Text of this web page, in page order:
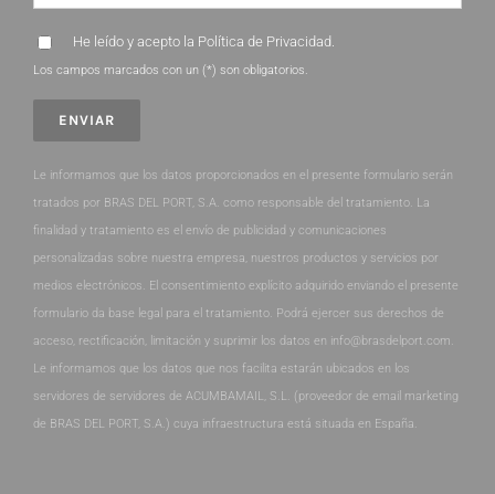
He leído y acepto la Política de Privacidad.
Los campos marcados con un (*) son obligatorios.
Le informamos que los datos proporcionados en el presente formulario serán
tratados por BRAS DEL PORT, S.A. como responsable del tratamiento. La
finalidad y tratamiento es el envío de publicidad y comunicaciones
personalizadas sobre nuestra empresa, nuestros productos y servicios por
medios electrónicos. El consentimiento explícito adquirido enviando el presente
formulario da base legal para el tratamiento. Podrá ejercer sus derechos de
acceso, rectificación, limitación y suprimir los datos en info@brasdelport.com.
Le informamos que los datos que nos facilita estarán ubicados en los
servidores de servidores de ACUMBAMAIL, S.L. (proveedor de email marketing
de BRAS DEL PORT, S.A.) cuya infraestructura está situada en España.